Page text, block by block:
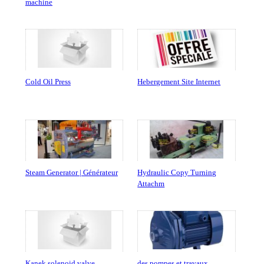
machine
Cold Oil Press Hebergement Site Internet
Steam Generator | Générateur
Hydraulic Copy Turning
Attachm